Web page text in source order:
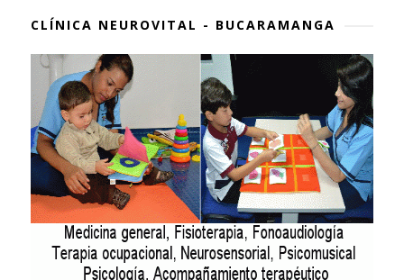
CLÍNICA NEUROVITAL - BUCARAMANGA